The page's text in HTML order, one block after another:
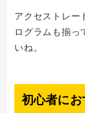
アクセストレー
ログラムも揃っ
いね。
初心者に